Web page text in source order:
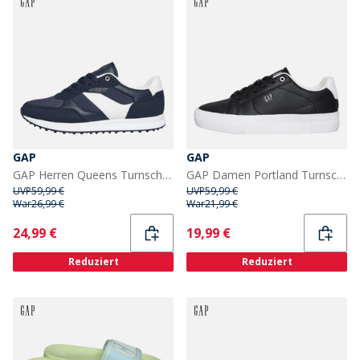
GAP
GAP Herren Queens Turnschuhe Navy
UVP59,99 €
War26,99 €
Current
24,99 €
Reduziert
GAP
GAP Damen Portland Turnschuhe Schwarz
UVP59,99 €
War21,99 €
Current
19,99 €
Reduziert